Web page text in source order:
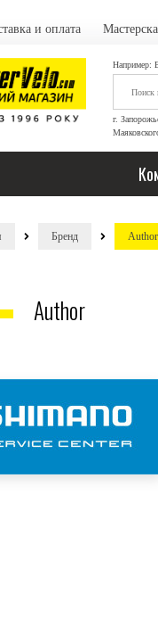
и оплата
Например:
г.
Бренд Author
Author